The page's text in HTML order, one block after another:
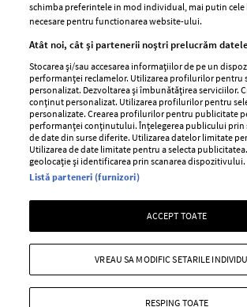
GSP
Unica
Baby
Retete
femei
Viva
Avantaje
Retete
Pariază responsabil! Decizia ONJN nr.
Jocurile de noroc sunt interzise
Copyright © 2026 Ringier
schimba preferintele in mod individual, mai putin cele
necesare pentru functionarea website-ului.
Atât noi, cât și partenerii noștri prelucrăm
Stocarea și/sau accesarea informațiilor de pe un
performanței reclamelor. Utilizarea profilurilor pentru
personalizat. Dezvoltarea și îmbunătățirea serviciilor.
conținut personalizat. Utilizarea profilurilor pentru
personalizate. Crearea profilurilor pentru publicitate
performanței conținutului. Înțelegerea publicului prin
de date din surse diferite. Utilizarea datelor limitate
Utilizarea de date limitate pentru a selecta
geolocație și identificarea prin scanarea dispozitivului.
Listă parteneri (furnizori)
ACCEPT TOATE
RESPING TOATE
VREAU SA MODIFIC SETARILE